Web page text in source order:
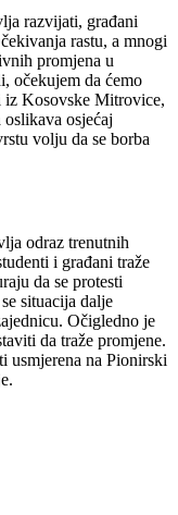
razvijati, građani
rastu, a mnogi
promjena u
očekujem da ćemo
iz Kosovske Mitrovice,
osjećaj
volju da se borba
odraz trenutnih
i građani traže
da se protesti
situacija dalje
Očigledno je
da traže promjene.
usmjerena na Pionirski